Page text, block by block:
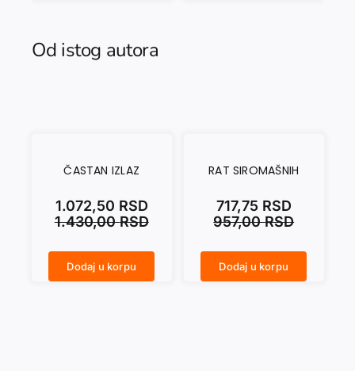
Od istog autora
ČASTAN IZLAZ
1.430,00RSD
1.072,50 RSD
Dodaj u korpu
RAT SIROMAŠNIH
957,00RSD
717,75 RSD
Dodaj u korpu